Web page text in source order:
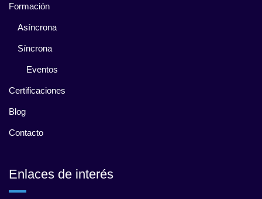
Formación
Asíncrona
Síncrona
Eventos
Certificaciones
Blog
Contacto
Enlaces de interés